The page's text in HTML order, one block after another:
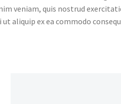
veniam, quis nostrud
ut aliquip ex ea commodo